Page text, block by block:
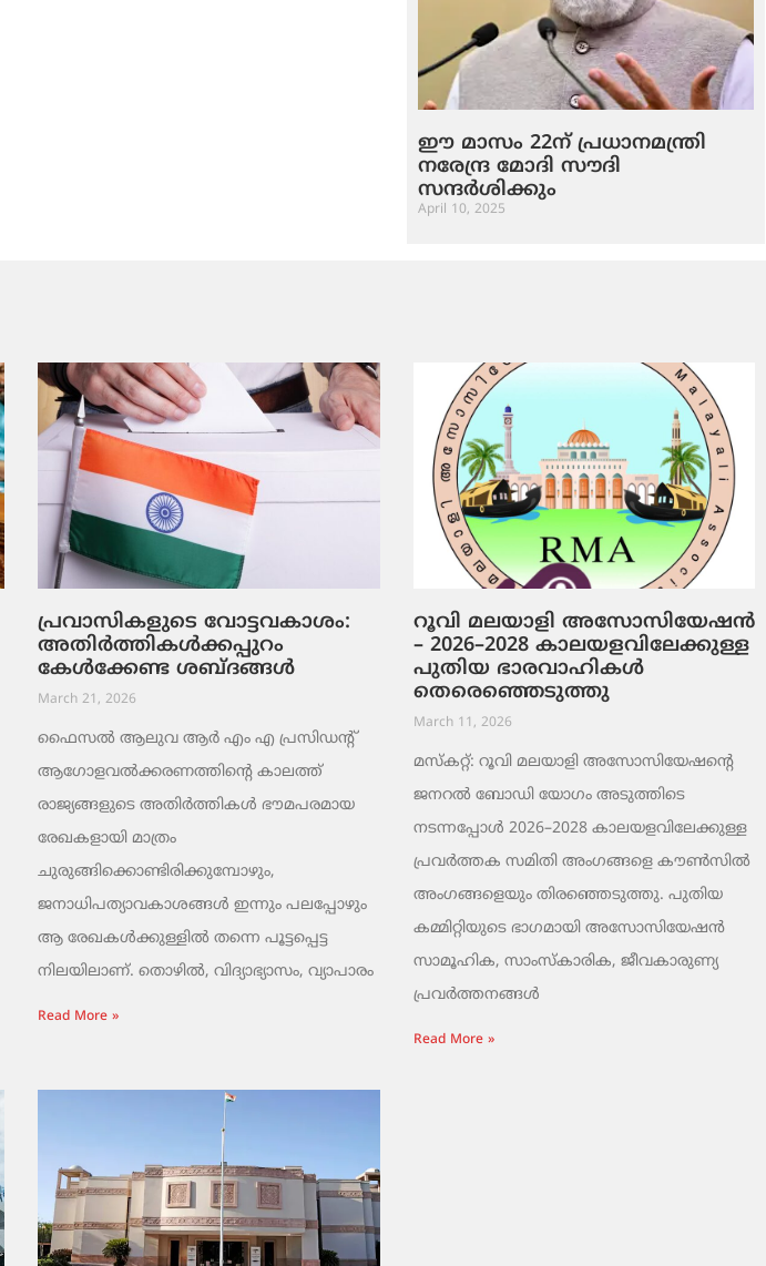
ഈ മാസം 22ന് പ്രധാനമന്ത്രി
നരേന്ദ്ര മോദി സൗദി
സന്ദർശിക്കും
April 10, 2025
പ്രവാസികളുടെ വോട്ടവകാശം:
അതിർത്തികൾക്കപ്പുറം
കേൾക്കേണ്ട ശബ്ദങ്ങൾ
March 21, 2026
ഫൈസൽ ആലുവ ആർ എം എ പ്രസിഡന്റ്
ആഗോളവൽക്കരണത്തിന്റെ കാലത്ത്
രാജ്യങ്ങളുടെ അതിർത്തികൾ ഭൗമപരമായ
രേഖകളായി മാത്രം
ചുരുങ്ങിക്കൊണ്ടിരിക്കുമ്പോഴും,
ജനാധിപത്യാവകാശങ്ങൾ ഇന്നും പലപ്പോഴും
ആ രേഖകൾക്കുള്ളിൽ തന്നെ പൂട്ടപ്പെട്ട
നിലയിലാണ്. തൊഴിൽ, വിദ്യാഭ്യാസം, വ്യാപാരം
Read More »
റൂവി മലയാളി അസോസിയേഷൻ
– 2026–2028 കാലയളവിലേക്കുള്ള
പുതിയ ഭാരവാഹികൾ
തെരെഞ്ഞെടുത്തു
March 11, 2026
മസ്കറ്റ്: റൂവി മലയാളി അസോസിയേഷന്റെ
ജനറൽ ബോഡി യോഗം അടുത്തിടെ
നടന്നപ്പോൾ 2026–2028 കാലയളവിലേക്കുള്ള
പ്രവർത്തക സമിതി അംഗങ്ങളെ കൗൺസിൽ
അംഗങ്ങളെയും തിരഞ്ഞെടുത്തു. പുതിയ
കമ്മിറ്റിയുടെ ഭാഗമായി അസോസിയേഷൻ
സാമൂഹിക, സാംസ്‌കാരിക, ജീവകാരുണ്യ
പ്രവർത്തനങ്ങൾ
Read More »